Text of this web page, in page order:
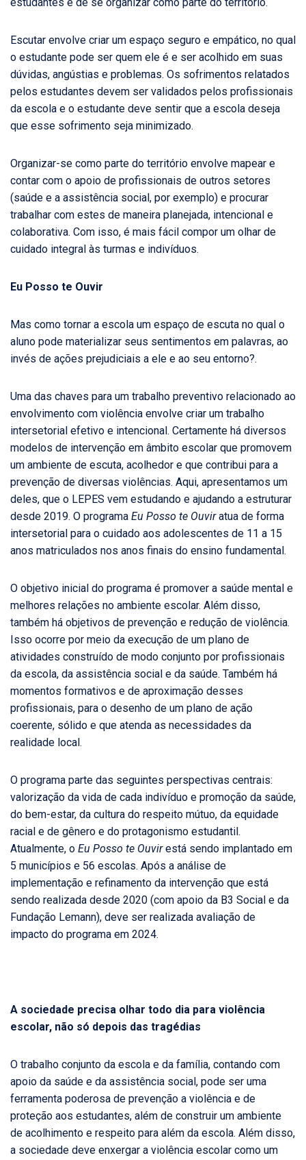
Escutar envolve criar um espaço seguro e empático, no qual
o estudante pode ser quem ele é e ser acolhido em suas
dúvidas, angústias e problemas. Os sofrimentos relatados
pelos estudantes devem ser validados pelos profissionais
da escola e o estudante deve sentir que a escola deseja
que esse sofrimento seja minimizado.
Organizar-se como parte do território envolve mapear e
contar com o apoio de profissionais de outros setores
(saúde e a assistência social, por exemplo) e procurar
trabalhar com estes de maneira planejada, intencional e
colaborativa. Com isso, é mais fácil compor um olhar de
cuidado integral às turmas e indivíduos.
Eu Posso te Ouvir
Mas como tornar a escola um espaço de escuta no qual o
aluno pode materializar seus sentimentos em palavras, ao
invés de ações prejudiciais a ele e ao seu entorno?.
Uma das chaves para um trabalho preventivo relacionado ao
envolvimento com violência envolve criar um trabalho
intersetorial efetivo e intencional. Certamente há diversos
modelos de intervenção em âmbito escolar que promovem
um ambiente de escuta, acolhedor e que contribui para a
prevenção de diversas violências. Aqui, apresentamos um
deles, que o LEPES vem estudando e ajudando a estruturar
desde 2019. O programa Eu Posso te Ouviratua de forma
intersetorial para o cuidado aos adolescentes de 11 a 15
anos matriculados nos anos finais do ensino fundamental.
O objetivo inicial do programa é promover a saúde mental e
melhores relações no ambiente escolar. Além disso,
também há objetivos de prevenção e redução de violência.
Isso ocorre por meio da execução de um plano de
atividades construído de modo conjunto por profissionais
da escola, da assistência social e da saúde. Também há
momentos formativos e de aproximação desses
profissionais, para o desenho de um plano de ação
coerente, sólido e que atenda as necessidades da
realidade local.
O programa parte das seguintes perspectivas centrais:
valorização da vida de cada indivíduo e promoção da saúde,
do bem-estar, da cultura do respeito mútuo, da equidade
racial e de gênero e do protagonismo estudantil.
Atualmente, o Eu Posso te Ouvirestá sendo implantado em
5 municípios e 56 escolas. Após a análise de
implementação e refinamento da intervenção que está
sendo realizada desde 2020 (com apoio da B3 Social e da
Fundação Lemann), deve ser realizada avaliação de
impacto do programa em 2024.
A sociedade precisa olhar todo dia para violência
escolar, não só depois das tragédias
O trabalho conjunto da escola e da família, contando com
apoio da saúde e da assistência social, pode ser uma
ferramenta poderosa de prevenção a violência e de
proteção aos estudantes, além de construir um ambiente
de acolhimento e respeito para além da escola. Além disso,
a sociedade deve enxergar a violência escolar como um